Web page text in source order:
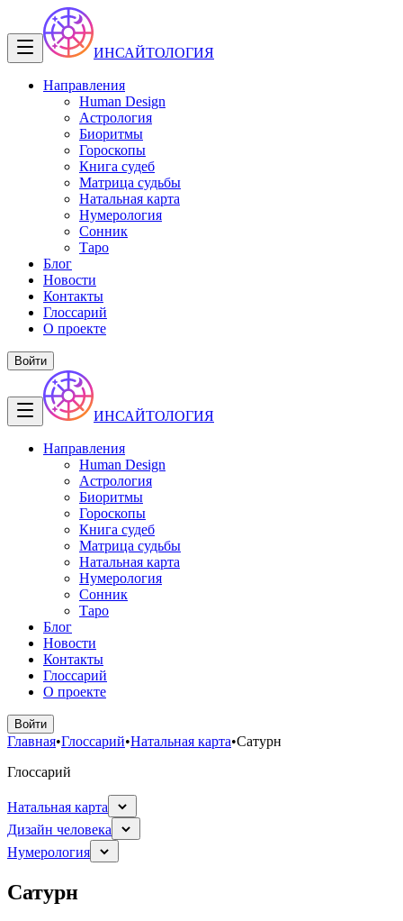
ИНСАЙТОЛОГИЯ
Направления
Human Design
Астрология
Биоритмы
Гороскопы
Книга судеб
Матрица судьбы
Натальная карта
Нумерология
Сонник
Таро
Блог
Новости
Контакты
Глоссарий
О проекте
Войти
ИНСАЙТОЛОГИЯ
Направления
Human Design
Астрология
Биоритмы
Гороскопы
Книга судеб
Матрица судьбы
Натальная карта
Нумерология
Сонник
Таро
Блог
Новости
Контакты
Глоссарий
О проекте
Войти
Главная•Глоссарий•Натальная карта•Сатурн
Глоссарий
Натальная карта
Дизайн человека
Нумерология
Сатурн